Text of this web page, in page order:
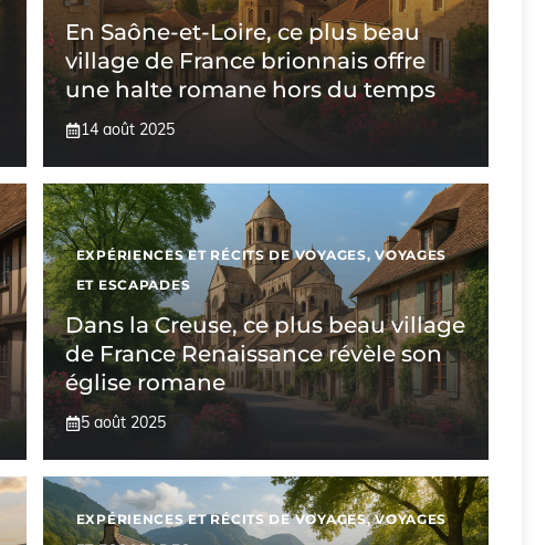
En Saône-et-Loire, ce plus beau
village de France brionnais offre
une halte romane hors du temps
14 août 2025
EXPÉRIENCES ET RÉCITS DE VOYAGES,VOYAGES
ET ESCAPADES
Dans la Creuse, ce plus beau village
de France Renaissance révèle son
église romane
5 août 2025
EXPÉRIENCES ET RÉCITS DE VOYAGES,VOYAGES